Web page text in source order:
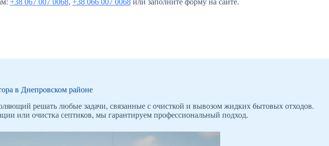
+38 067 007 0068, +38 066 007 0068или заполните форму на сайте.
в Днепровском районе
решать любые задачи, связанные с очисткой и вывозом жидких бытовых отходов.
или очистка септиков, мы гарантируем профессиональный подход.